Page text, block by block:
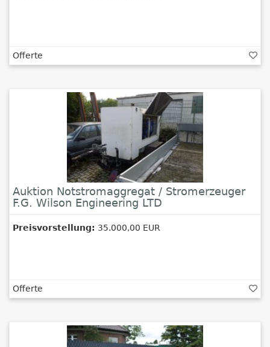
Offerte
Auktion Notstromaggregat / Stromerzeuger
F.G. Wilson Engineering LTD
Preisvorstellung: 35.000,00 EUR
Offerte